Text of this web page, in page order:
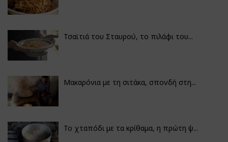
Τσαϊτιά του Σταυρού, το πιλάφι του...
Μακαρόνια με τη σιτάκα, σπονδή στη...
Το χταπόδι με τα κρίθαμα, η πρώτη ψ...